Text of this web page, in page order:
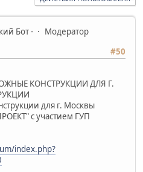
Бот -
Модератор
#50
КОНСТРУКЦИИ ДЛЯ Г.
для г. Москвы
с участием ГУП
index.php?